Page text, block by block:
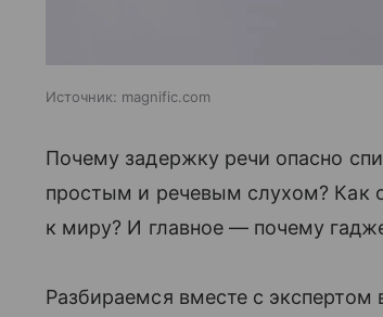
Источник: magnific.com
Почему задержку речи опасно
простым и речевым слухом? Как
к миру? И главное — почему
Разбираемся вместе с